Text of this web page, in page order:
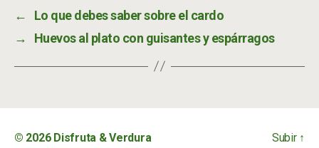
←
Lo que debes saber sobre el cardo
→
Huevos al plato con guisantes y espárragos
© 2026 Disfruta & Verdura Subir ↑